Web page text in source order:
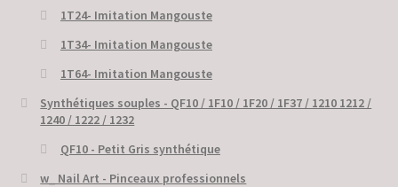
1T24- Imitation Mangouste
1T34- Imitation Mangouste
1T64- Imitation Mangouste
Synthétiques souples - QF10 / 1F10 / 1F20 / 1F37 / 1210 1212 /
1240 / 1222 / 1232
QF10 - Petit Gris synthétique
w_ Nail Art - Pinceaux professionnels